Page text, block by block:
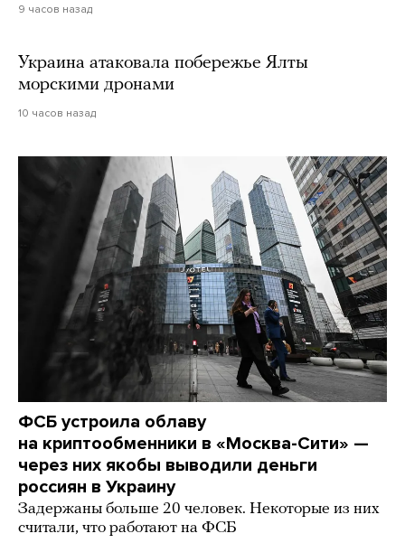
9 часов назад
Украина атаковала побережье Ялты
морскими дронами
10 часов назад
ФСБ устроила облаву
на криптообменники в «Москва-Сити» —
через них якобы выводили деньги
россиян в Украину
Задержаны больше 20 человек. Некоторые из них
считали, что работают на ФСБ